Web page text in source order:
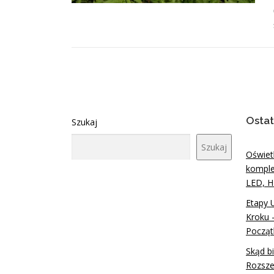
Szukaj
Szukaj
LED,
Etapy
Kroku
Skąd